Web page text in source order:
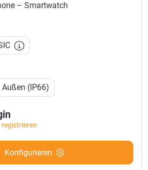
– Smartwatch
Außen (IP66)
registrieren
Konfigurieren